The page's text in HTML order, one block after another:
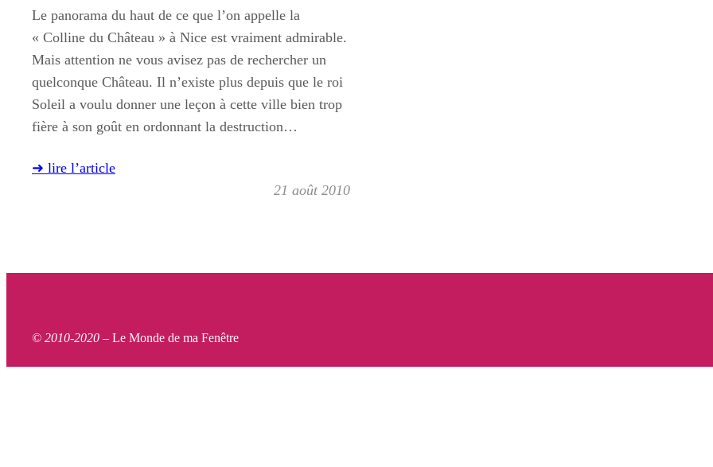
Le panorama du haut de ce que l’on appelle la
« Colline du Château » à Nice est vraiment admirable.
Mais attention ne vous avisez pas de rechercher un
quelconque Château. Il n’existe plus depuis que le roi
Soleil a voulu donner une leçon à cette ville bien trop
fière à son goût en ordonnant la destruction…
➜ lire l’article
21 août 2010
© 2010-2020 – Le Monde de ma Fenêtre